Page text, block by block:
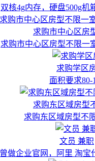
双核4g内存，硬盘500g机
求购市中心区房
求购市中心区房型不限一
求购学区
面积要求80-
求购东区域房型
求购东区域房型不
文员 兼职
曾做企业官网，阿里 淘宝